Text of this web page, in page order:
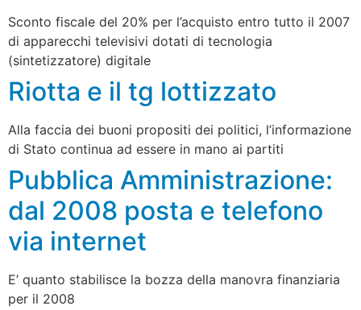
Sconto fiscale del 20% per l’acquisto entro tutto il 2007
di apparecchi televisivi dotati di tecnologia
(sintetizzatore) digitale
Riotta e il tg lottizzato
Alla faccia dei buoni propositi dei politici, l’informazione
di Stato continua ad essere in mano ai partiti
Pubblica Amministrazione:
dal 2008 posta e telefono
via internet
E’ quanto stabilisce la bozza della manovra finanziaria
per il 2008